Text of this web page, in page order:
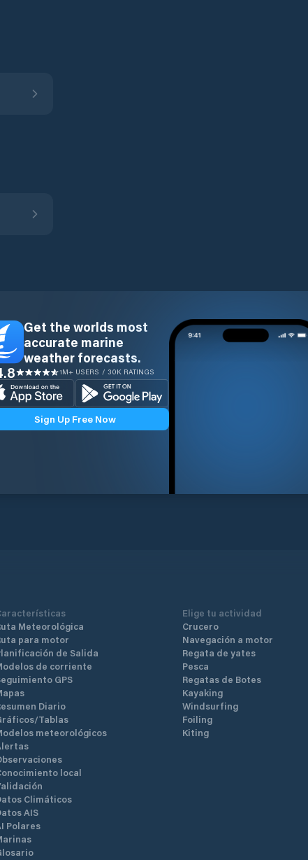
Get the worlds most
accurate marine
weather forecasts.
1M+ USERS / 30K RATINGS
Sign Up Free Now
Meteorológica
para motor
de Salida
de corriente
GPS
Diario
Tablas
meteorológicos
local
Climáticos
AIS
Polares
Elige tu actividad
Crucero
Navegación a motor
Regata de yates
Pesca
Regatas de Botes
Kayaking
Windsurfing
Foiling
Kiting